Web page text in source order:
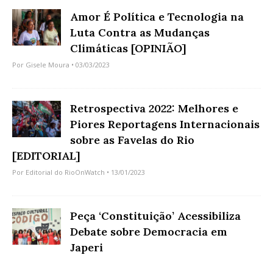
Amor É Política e Tecnologia na
Luta Contra as Mudanças
Climáticas [OPINIÃO]
Por Gisele Moura • 03/03/2023
Retrospectiva 2022: Melhores e
Piores Reportagens Internacionais
sobre as Favelas do Rio
[EDITORIAL]
Por Editorial do RioOnWatch • 13/01/2023
Peça ‘Constituição’ Acessibiliza
Debate sobre Democracia em
Japeri